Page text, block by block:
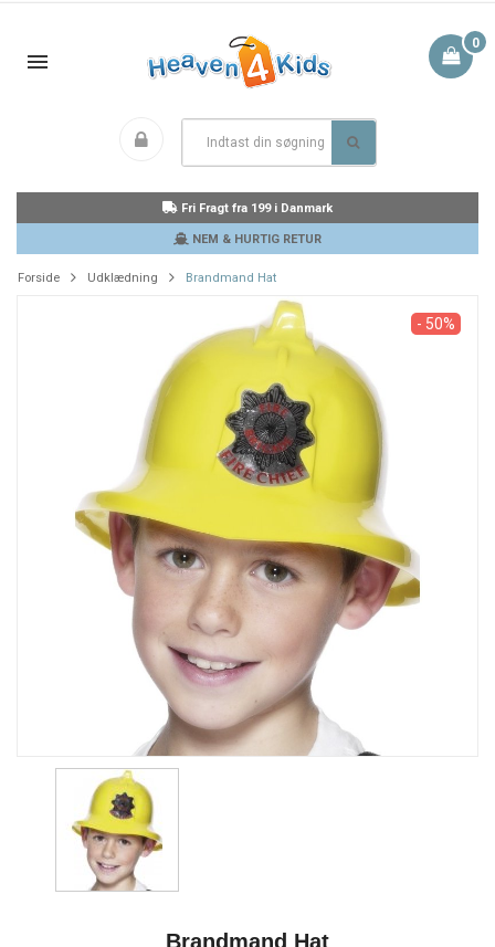
0
Fri Fragt fra 199 i Danmark
NEM & HURTIG RETUR
Forside Udklædning Brandmand Hat
- 50%
Brandmand Hat